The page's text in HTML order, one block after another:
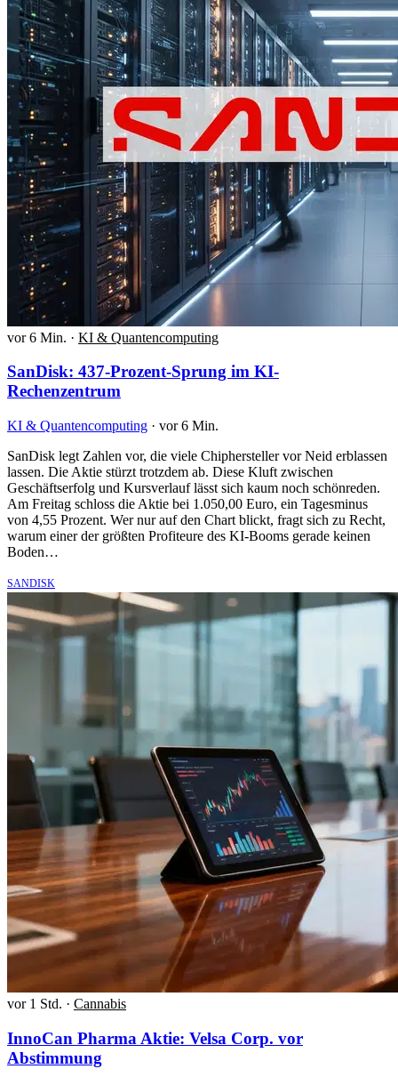
vor 6 Min. · KI & Quantencomputing
SanDisk: 437-Prozent-Sprung im KI-
Rechenzentrum
KI & Quantencomputing · vor 6 Min.
SanDisk legt Zahlen vor, die viele Chiphersteller vor Neid erblassen
lassen. Die Aktie stürzt trotzdem ab. Diese Kluft zwischen
Geschäftserfolg und Kursverlauf lässt sich kaum noch schönreden.
Am Freitag schloss die Aktie bei 1.050,00 Euro, ein Tagesminus
von 4,55 Prozent. Wer nur auf den Chart blickt, fragt sich zu Recht,
warum einer der größten Profiteure des KI-Booms gerade keinen
Boden…
SANDISK
vor 1 Std. · Cannabis
InnoCan Pharma Aktie: Velsa Corp. vor
Abstimmung